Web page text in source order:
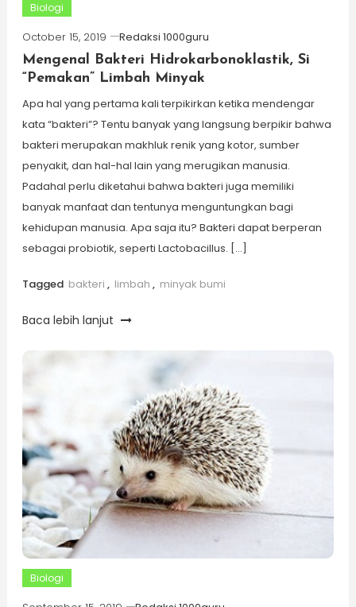
Biologi
October 15, 2019
Redaksi 1000guru
Mengenal Bakteri Hidrokarbonoklastik, Si
“Pemakan” Limbah Minyak
Apa hal yang pertama kali terpikirkan ketika mendengar
kata “bakteri”? Tentu banyak yang langsung berpikir bahwa
bakteri merupakan makhluk renik yang kotor, sumber
penyakit, dan hal-hal lain yang merugikan manusia.
Padahal perlu diketahui bahwa bakteri juga memiliki
banyak manfaat dan tentunya menguntungkan bagi
kehidupan manusia. Apa saja itu? Bakteri dapat berperan
sebagai probiotik, seperti Lactobacillus. […]
Tagged bakteri , limbah , minyak bumi
Baca lebih lanjut
Biologi